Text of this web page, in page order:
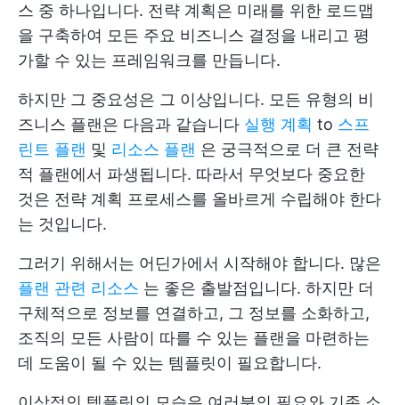
스 중 하나입니다. 전략 계획은 미래를 위한 로드맵
을 구축하여 모든 주요 비즈니스 결정을 내리고 평
가할 수 있는 프레임워크를 만듭니다.
하지만 그 중요성은 그 이상입니다. 모든 유형의 비
즈니스 플랜은 다음과 같습니다 실행 계획 to 스프
린트 플랜 및 리소스 플랜 은 궁극적으로 더 큰 전략
적 플랜에서 파생됩니다. 따라서 무엇보다 중요한
것은 전략 계획 프로세스를 올바르게 수립해야 한다
는 것입니다.
그러기 위해서는 어딘가에서 시작해야 합니다. 많은
플랜 관련 리소스 는 좋은 출발점입니다. 하지만 더
구체적으로 정보를 연결하고, 그 정보를 소화하고,
조직의 모든 사람이 따를 수 있는 플랜을 마련하는
데 도움이 될 수 있는 템플릿이 필요합니다.